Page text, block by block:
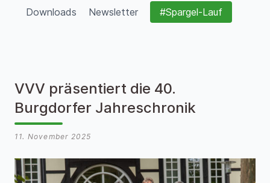
Downloads
Newsletter #Spargel-Lauf
VVV präsentiert die 40.
Burgdorfer Jahreschronik
11. November 2025